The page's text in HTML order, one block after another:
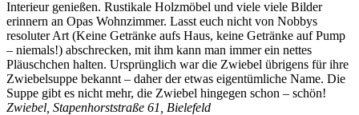
Interieur genießen. Rustikale Holzmöbel und viele viele Bilder
erinnern an Opas Wohnzimmer. Lasst euch nicht von Nobbys
resoluter Art (Keine Getränke aufs Haus, keine Getränke auf Pump
– niemals!) abschrecken, mit ihm kann man immer ein nettes
Pläuschchen halten. Ursprünglich war die Zwiebel übrigens für ihre
Zwiebelsuppe bekannt – daher der etwas eigentümliche Name. Die
Suppe gibt es nicht mehr, die Zwiebel hingegen schon – schön!
Zwiebel, Stapenhorststraße 61, Bielefeld